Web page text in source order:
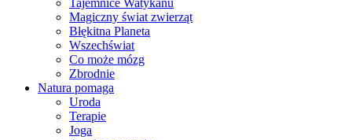
Tajemnice Watykanu
Magiczny świat zwierząt
Błękitna Planeta
Wszechświat
Co może mózg
Zbrodnie
Natura pomaga
Uroda
Terapie
Joga